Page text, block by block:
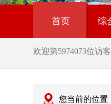
首页 综
欢迎第5974073位访客
您当前的位置